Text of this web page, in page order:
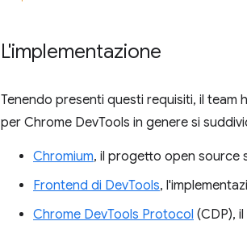
L'implementazione
Tenendo presenti questi requisiti, il team
per Chrome DevTools in genere si
Chromium, il progetto open source
Frontend di DevTools,
Chrome DevTools Protocol (CDP),